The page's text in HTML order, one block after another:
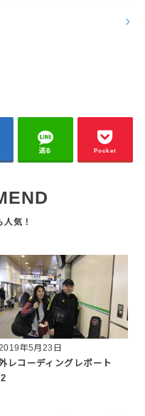
送る Pocket
年5月23日
レコーディングレポート